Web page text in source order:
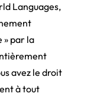
Languages,
» par la
avez le droit
à tout